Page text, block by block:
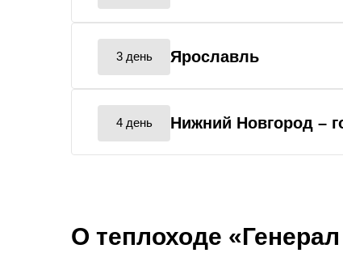
3 день Ярославль
4 день Нижний Новгород –
О теплоходе